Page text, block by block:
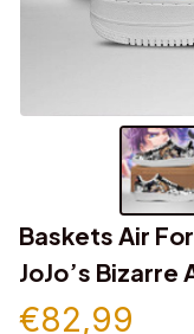
Baskets Air
JoJo’s
€82,99